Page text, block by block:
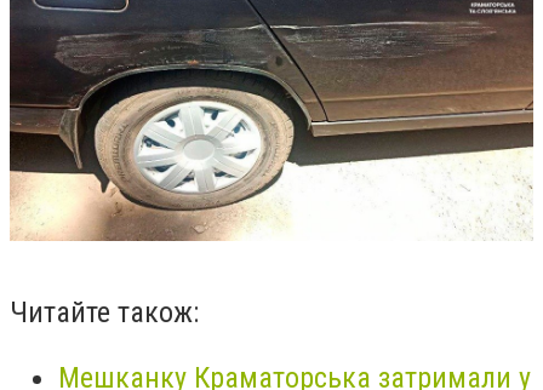
Читайте також:
Мешканку Краматорська затримали у